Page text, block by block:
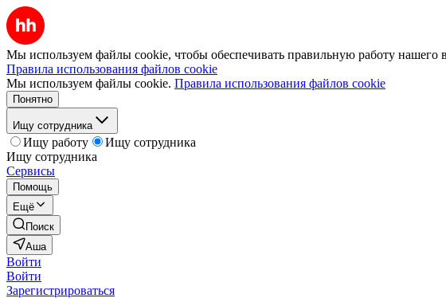
Мы используем файлы cookie, чтобы обеспечивать правильную работу нашего
Правила использования файлов cookie
Мы используем файлы cookie. Правила использования файлов cookie
Понятно
Ищу сотрудника
Ищу работу
Ищу сотрудника
Ищу сотрудника
Сервисы
Помощь
Ещё
Поиск
Аша
Войти
Войти
Зарегистрироваться